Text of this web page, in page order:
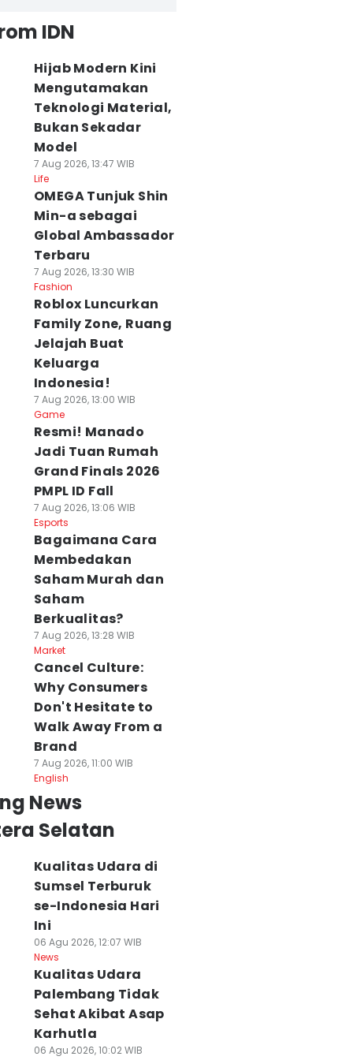
IDN
Hijab Modern Kini
Mengutamakan
Teknologi Material,
Bukan Sekadar
Model
7 Aug 2026, 13:47 WIB
Life
OMEGA Tunjuk Shin
Min-a sebagai
Global Ambassador
Terbaru
7 Aug 2026, 13:30 WIB
Fashion
Roblox Luncurkan
Family Zone, Ruang
Jelajah Buat
Keluarga
Indonesia!
7 Aug 2026, 13:00 WIB
Game
Resmi! Manado
Jadi Tuan Rumah
Grand Finals 2026
PMPL ID Fall
7 Aug 2026, 13:06 WIB
Esports
Bagaimana Cara
Membedakan
Saham Murah dan
Saham
Berkualitas?
7 Aug 2026, 13:28 WIB
Market
Cancel Culture:
Why Consumers
Don't Hesitate to
Walk Away From a
Brand
7 Aug 2026, 11:00 WIB
English
News
Selatan
Kualitas Udara di
Sumsel Terburuk
se-Indonesia Hari
Ini
06 Agu 2026, 12:07 WIB
News
Kualitas Udara
Palembang Tidak
Sehat Akibat Asap
Karhutla
06 Agu 2026, 10:02 WIB